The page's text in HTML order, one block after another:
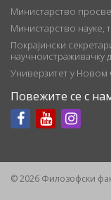
Министарство
Министарство науке,
Покрајински
научноистраживачку
Универзитет у Новом
Повежите се с
© 2026 Филозофски